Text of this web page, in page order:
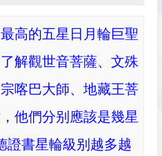
高的五星日月輪巨聖
解觀世音菩薩、文殊
喀巴大師、地藏王菩
他們分别應該是幾星
證書星輪級别越多越